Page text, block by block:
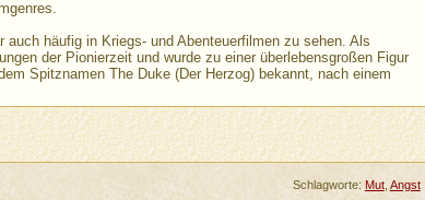
häufig in Kriegs- und Abenteuerfilmen zu sehen. Als
der Pionierzeit und wurde zu einer überlebensgroßen Figur
Spitznamen The Duke (Der Herzog) bekannt, nach einem
Schlagworte: Mut, Angst